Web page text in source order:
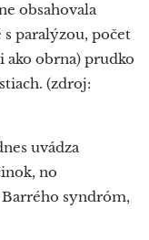
obsahovala
paralýzou, počet
obrna) prudko
(zdroj:
uvádza
no
syndróm,